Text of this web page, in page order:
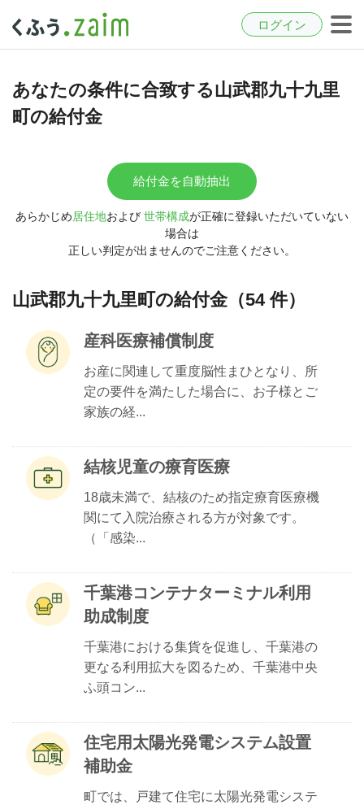
ログイン
あなたの条件に合致する山武郡九十九里
町の給付金
給付金を自動抽出
あらかじめ居住地および 世帯構成が正確に登録いただいていない
場合は
正しい判定が出ませんのでご注意ください。
山武郡九十九里町の給付金（54 件）
産科医療補償制度
お産に関連して重度脳性まひとなり、所
定の要件を満たした場合に、お子様とご
家族の経...
結核児童の療育医療
18歳未満で、結核のため指定療育医療機
関にて入院治療される方が対象です。
（「感染...
千葉港コンテナターミナル利用
助成制度
千葉港における集貨を促進し、千葉港の
更なる利用拡大を図るため、千葉港中央
ふ頭コン...
住宅用太陽光発電システム設置
補助金
町では、戸建て住宅に太陽光発電システ